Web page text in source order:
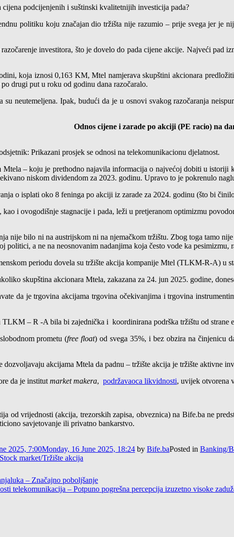
podcijenjenih i suštinski kvalitetnijih investicija pada?
politiku koju značajan dio tržišta nije razumio – prije svega jer je
investitora, što je dovelo do pada cijene akcije. Najveći pad
koja iznosi 0,163 KM, Mtel namjerava skupštini akcionara
drugi put u roku od godinu dana razočaralo.
su neutemeljena. Ipak, budući da je u osnovi svakog razočaranja
Odnos cijene i zarade po akciji (PE racio) na
Prikazani prosjek se odnosi na telekomunikacionu djelatnost.
– koju je prethodno najavila informacija o najvećoj dobiti u
niskom dividendom za 2023. godinu. Upravo to je pokrenulo
o isplati oko 8 feninga po akciji iz zarade za 2024. godinu (što bi
i ovogodišnje stagnacije i pada, leži u pretjeranom optimizmu
nije bilo ni na austrijskom ni na njemačkom tržištu. Zbog toga tamo
a ne na neosnovanim nadanjima koja često vode ka pesimizmu,
periodu dovela su tržište akcija kompanije Mtel (TLKM-R-A) u
skupština akcionara Mtela, zakazana za 24. jun 2025. godine,
da je trgovina akcijama trgovina očekivanjima i trgovina
– R -A bila bi zajednička i koordinirana podrška tržištu od strane
prometu (free float) od svega 35%, i bez obzira na činjenicu
akcijama Mtela da padnu – tržište akcija je tržište aktivne
da je institut market makera, podržavaoca likvidnosti, uvijek otvorena
od vrijednosti (akcija, trezorskih zapisa, obveznica) na Bife.ba ne
savjetovanje ili privatno bankarstvo.
2025, 7:00Monday, 16 June 2025, 18:24 by Bife.baPosted in Banking/
Stock market/Tržište akcija
– Značajno poboljšanje
telekomunikacija – Potpuno pogrešna percepcija izuzetno visoke